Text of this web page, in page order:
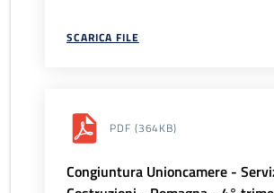
SCARICA FILE
PDF (364KB)
Congiuntura Unioncamere -